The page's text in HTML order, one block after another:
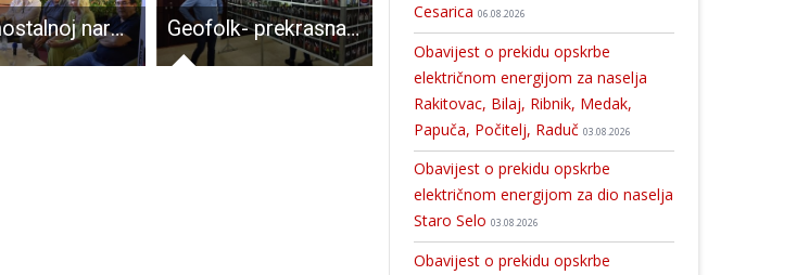
U Samostalnoj narodnoj knjižnici Gospić predstavljena najnovija knjiga dr.Veljka Đorđevića Geofolk- prekrasna izložba fotografija tradicionalnih nošnji svijeta predstavljena u Gospiću POHVALNO: mladi Gospićanin Lovre Čanić i KIC Gospić organiziraju humanitarno akciju “Uljepšajmo Božić!!!
Cesarica 06.08.2026
Obavijest o prekidu opskrbe
električnom energijom za naselja
Rakitovac, Bilaj, Ribnik, Medak,
Papuča, Počitelj, Raduč 03.08.2026
Obavijest o prekidu opskrbe
električnom energijom za dio naselja
Staro Selo 03.08.2026
Obavijest o prekidu opskrbe